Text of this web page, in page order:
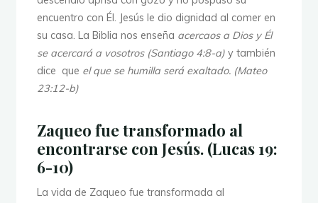
encuentro con Él. Jesús le dio dignidad al comer en
su casa. La Biblia nos enseña acercaos a Dios y Él
se acercará a vosotros (Santiago 4:8-a) y también
dice que el que se humilla será exaltado. (Mateo
23:12-b)
Zaqueo fue transformado al
encontrarse con Jesús. (Lucas 19:
6-10)
La vida de Zaqueo fue transformada al